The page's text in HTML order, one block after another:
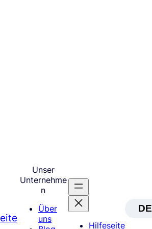
Unser
Unternehme
n
Über
uns
Hilfeseite
DE